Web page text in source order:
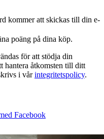
kommer att skickas till din e-
poäng på dina köp.
för att stödja din
hantera åtkomsten till ditt
i vårintegritetspolicy.
Facebook